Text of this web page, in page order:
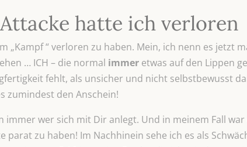
hatte ich verloren
„Kampf “ verloren zu haben. Mein, ich nenn es jetzt
… ICH – die normal immeretwas auf den Lippen
fehlt, als unsicher und nicht selbstbewusst
zumindest den Anschein!
immer wer sich mit Dir anlegt. Und in meinem Fall
parat zu haben! Im Nachhinein sehe ich es als